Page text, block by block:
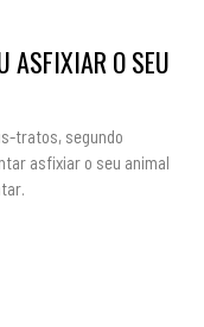
ASFIXIAR O SEU
tratos, segundo
asfixiar o seu animal